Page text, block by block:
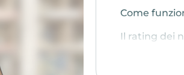
Come
Il rating dei
Costi di